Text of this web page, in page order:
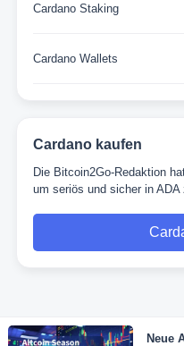
Cardano Staking
Cardano Wallets
Cardano kaufen
Die Bitcoin2Go-Redaktion
um seriös und sicher in ADA
Neue